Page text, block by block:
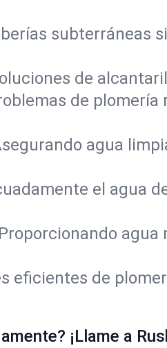
subterráneas
de
de
agua
el agua
Proporcionando agua
eficientes de
¡Llame a